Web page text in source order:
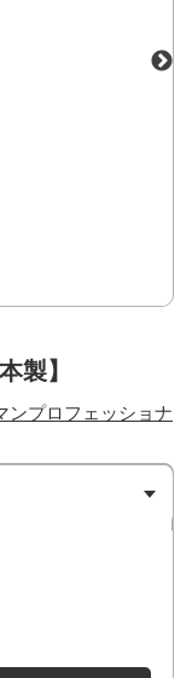
製】
ンプロフェッショナ